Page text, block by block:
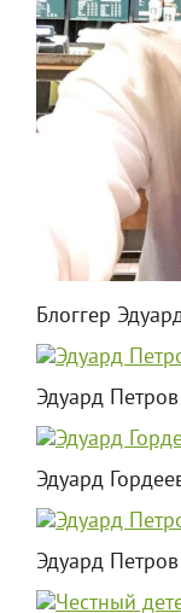
Блоггер
Эдуард
Эдуард
Эдуард